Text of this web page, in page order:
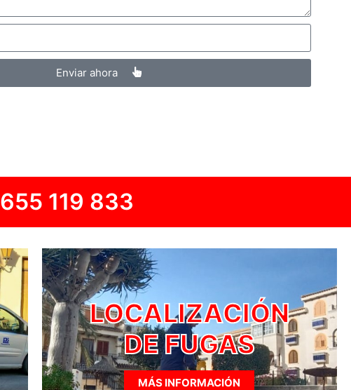
Enviar ahora
655 119 833
LOCALIZACIÓN
DE FUGAS
MÁS INFORMACIÓN